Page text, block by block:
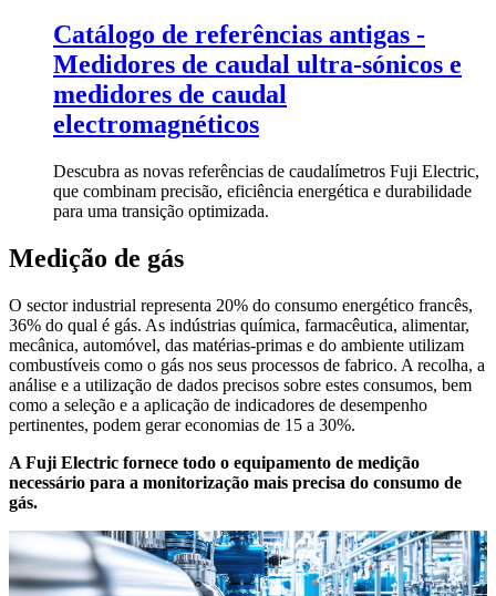
Catálogo de referências antigas -
Medidores de caudal ultra-sónicos e
medidores de caudal
electromagnéticos
Descubra as novas referências de caudalímetros Fuji Electric,
que combinam precisão, eficiência energética e durabilidade
para uma transição optimizada.
Medição de gás
O sector industrial representa 20% do consumo energético francês,
36% do qual é gás. As indústrias química, farmacêutica, alimentar,
mecânica, automóvel, das matérias-primas e do ambiente utilizam
combustíveis como o gás nos seus processos de fabrico. A recolha, a
análise e a utilização de dados precisos sobre estes consumos, bem
como a seleção e a aplicação de indicadores de desempenho
pertinentes, podem gerar economias de 15 a 30%.
A Fuji Electric fornece todo o equipamento de medição
necessário para a monitorização mais precisa do consumo de
gás.